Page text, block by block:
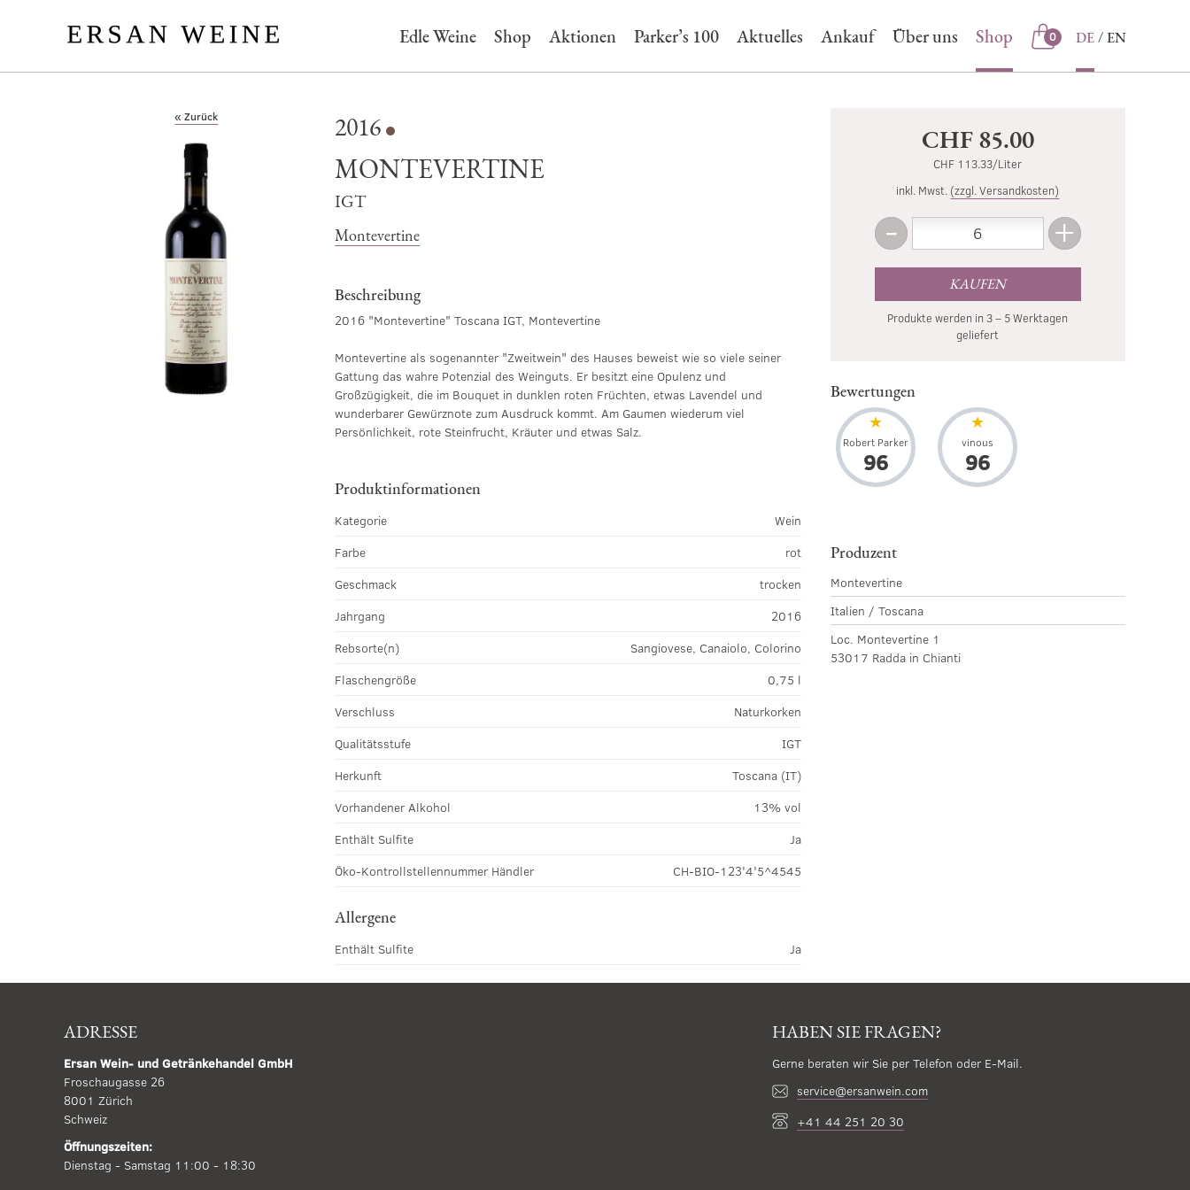
Shop
0
Edle Weine Shop Aktionen Parker’s 100 Aktuelles Ankauf Über uns Shop DE EN
« Zurück 2016
MONTEVERTINE
IGT
Montevertine
Beschreibung
2016 "Montevertine" Toscana IGT, Montevertine
Montevertine als sogenannter "Zweitwein" des Hauses beweist wie so viele seiner
Gattung das wahre Potenzial des Weinguts. Er besitzt eine Opulenz und
Großzügigkeit, die im Bouquet in dunklen roten Früchten, etwas Lavendel und
wunderbarer Gewürznote zum Ausdruck kommt. Am Gaumen wiederum viel
Persönlichkeit, rote Steinfrucht, Kräuter und etwas Salz.
Produktinformationen
Kategorie
Wein
Farbe
rot
Geschmack
trocken
Jahrgang
2016
Rebsorte(n)
Sangiovese, Canaiolo, Colorino
Flaschengröße
0,75 l
Verschluss
Naturkorken
Qualitätsstufe
IGT
Herkunft
Toscana (IT)
Vorhandener Alkohol
13% vol
Enthält Sulfite
Ja
Öko-Kontrollstellennummer Händler
CH-BIO-123'4'5^4545
Allergene
Enthält Sulfite Ja
CHF 85.00
CHF 113.33/Liter
inkl. Mwst. (zzgl. Versandkosten)
-Weniger +Mehr
KAUFEN
Produkte werden in 3 – 5 Werktagen
geliefert
Bewertungen
Robert Parker
96
vinous
96
Produzent
Montevertine
Italien / Toscana
Loc. Montevertine 1
53017 Radda in Chianti
ADRESSE
Ersan Wein- und Getränkehandel GmbH
Froschaugasse 26
8001 Zürich
Schweiz
Öffnungszeiten:
Dienstag - Samstag 11:00 - 18:30
HABEN SIE FRAGEN?
Gerne beraten wir Sie per Telefon oder E-Mail.
service@ersanwein.com
+41 44 251 20 30